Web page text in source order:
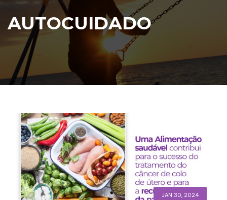
AUTOCUIDADO
JAN 30, 2024